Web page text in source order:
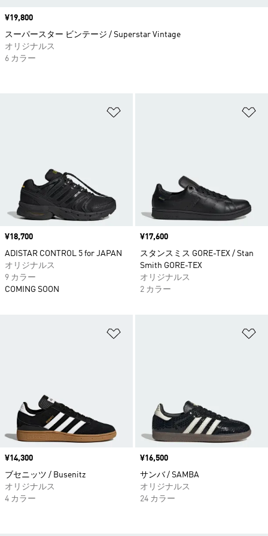
価格
¥18,700
ADISTAR CONTROL 5 for JAPAN
オリジナルス
9 カラー
COMING SOON
価格
¥17,600
スタンスミス GORE-TEX / Stan
Smith GORE-TEX
オリジナルス
2 カラー
価格
¥14,300
ブセニッツ / Busenitz
オリジナルス
4 カラー
価格
¥16,500
サンバ / SAMBA
オリジナルス
24 カラー
価格
¥19,800
スーパースター ビンテージ / Superstar Vintage
オリジナルス
6 カラー